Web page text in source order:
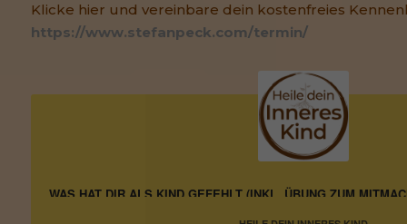
Klicke hier und vereinbare dein kostenfreies
https://www.stefanpeck.com/termin/
WAS HAT DIR ALS KIND GEFEHLT (INKL. ÜBUNG ZUM